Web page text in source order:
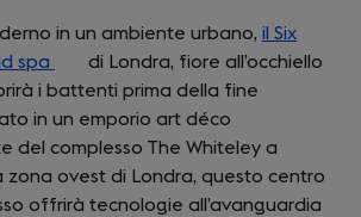
in un ambiente urbano, il Six
spa
(opens
in
a
new
tab)
di Londra, fiore all’occhiello
i battenti prima della fine
in un emporio art déco
del complesso The Whiteley a
zona ovest di Londra, questo centro
offrirà tecnologie all’avanguardia